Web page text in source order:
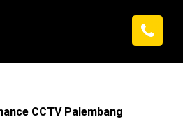
CCTV Palembang